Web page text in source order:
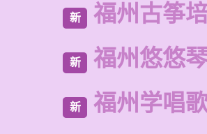
新 福州古筝
新 福州悠悠
新 福州学唱